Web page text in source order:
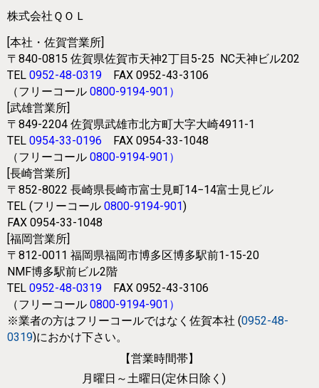
株式会社ＱＯＬ
[本社・佐賀営業所]
〒840-0815 佐賀県佐賀市天神2丁目5-25
NC天神ビル202
TEL 0952-48-0319
FAX 0952-43-3106
（フリーコール 0800-9194-901 ）
[武雄営業所]
〒849-2204 佐賀県武雄市北方町大字大崎4911-1
TEL 0954-33-0196
FAX 0954-33-1048
（フリーコール 0800-9194-901 ）
[長崎営業所]
〒852-8022 長崎県長崎市富士見町14−14富士見ビル
TEL (フリーコール 0800-9194-901)
FAX 0954-33-1048
[福岡営業所]
〒812-0011 福岡県福岡市博多区博多駅前1-15-20
NMF博多駅前ビル2階
TEL 0952-48-0319
FAX 0952-43-3106
（フリーコール 0800-9194-901 ）
※業者の方はフリーコールではなく 佐賀本社 (0952-48-
0319)におかけ下さい。
【営業時間帯】
月曜日～土曜日(定休日除く)